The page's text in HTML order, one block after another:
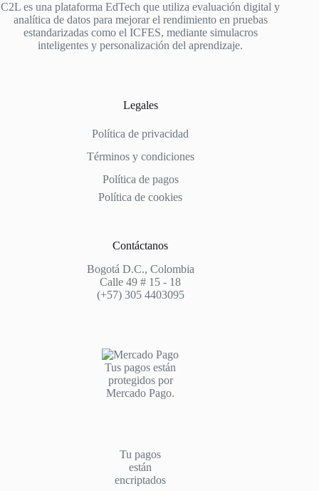
C2L es una plataforma EdTech que utiliza evaluación digital y
analítica de datos para mejorar el rendimiento en pruebas
estandarizadas como el ICFES, mediante simulacros
inteligentes y personalización del aprendizaje.
Legales
Política de privacidad
Términos y condiciones
Política de pagos
Política de cookies
Contáctanos
Bogotá D.C., Colombia
Calle 49 # 15 - 18
(+57) 305 4403095
Tus pagos están
protegidos por
Mercado Pago.
Tu pagos
están
encriptados